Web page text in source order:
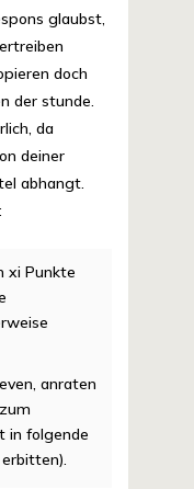
glaubst,
doch
der stunde.
da
deiner
abhangt.
xi Punkte
anraten
in folgende